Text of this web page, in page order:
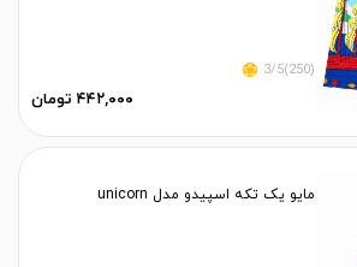
(250)3/5
۴۴۲,۰۰۰ تومان
مایو یک تکه اسپیدو مدل unicorn